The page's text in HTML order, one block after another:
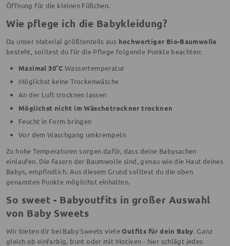
Öffnung für die kleinen Füßchen.
Wie pflege ich die Babykleidung?
Da unser Material größtenteils aus hochwertiger Bio-Baumwolle
besteht, solltest du für die Pflege folgende Punkte beachten:
Maximal 30°C Wassertemperatur
Möglichst keine Trockenwäsche
An der Luft trocknen lassen
Möglichst nicht im Wäschetrockner trocknen
Feucht in Form bringen
Vor dem Waschgang umkrempeln
Zu hohe Temperaturen sorgen dafür, dass deine Babysachen
einlaufen. Die Fasern der Baumwolle sind, genau wie die Haut deines
Babys, empfindlich. Aus diesem Grund solltest du die oben
genannten Punkte möglichst einhalten.
So sweet - Babyoutfits in großer Auswahl
von Baby Sweets
Wir bieten dir bei Baby Sweets vieleOutfits für dein Baby. Ganz
gleich ob einfarbig, bunt oder mit Motiven - hier schlägt jedes